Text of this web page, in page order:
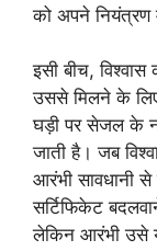
को अपने नियंत्रण
इसी बीच,
उससे मिलने के
घड़ी पर सेजल के
जाती है। जब
आरंभी सावधानी
सर्टिफिकेट
लेकिन आरंभी उसे